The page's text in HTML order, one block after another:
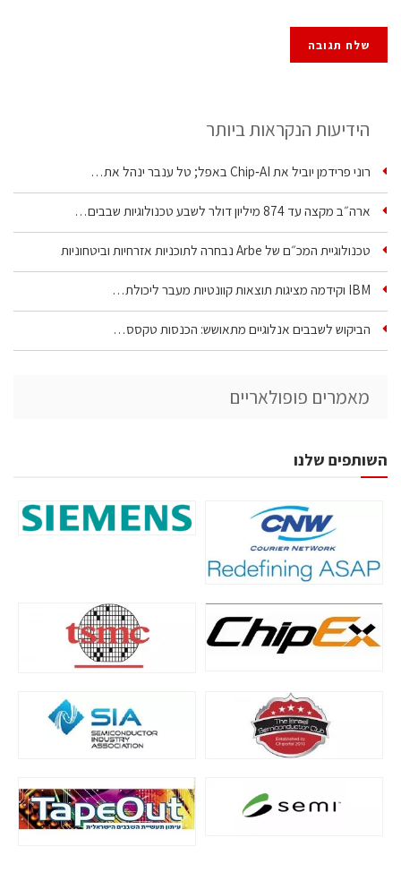
הידיעות הנקראות ביותר
רוני פרידמן יוביל את Chip‑AI באפל; טל ענבר ינהל את…
ארה״ב מקצה עד 874 מיליון דולר לשבע טכנולוגיות שבבים…
טכנולוגיית המכ״ם של Arbe נבחרה לתוכניות אזרחיות וביטחוניות
IBM וקידמה מציגות תוצאות קוונטיות מעבר ליכולת…
הביקוש לשבבים אנלוגיים מתאושש: הכנסות טקסס…
מאמרים פופולאריים
השותפים שלנו